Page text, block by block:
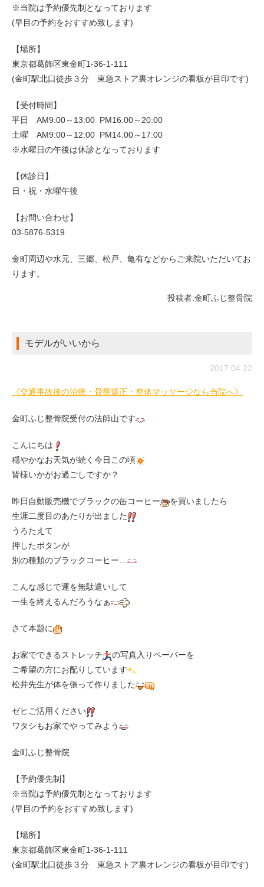
※当院は予約優先制となっております
(早目の予約をおすすめ致します)
【場所】
東京都葛飾区東金町1-36-1-111
(金町駅北口徒歩３分 東急ストア裏オレンジの看板が目印です)
【受付時間】
平日 AM9:00～13:00 PM16:00～20:00
土曜 AM9:00～12:00 PM14:00～17:00
※水曜日の午後は休診となっております
【休診日】
日・祝・水曜午後
【お問い合わせ】
03-5876-5319
金町周辺や水元、三郷、松戸、亀有などからご来院いただいてお
ります。
投稿者:金町ふじ整骨院
モデルがいいから
2017.04.22
《交通事故後の治療・骨盤矯正・整体マッサージなら当院へ》
金町ふじ整骨院受付の法師山です
こんにちは
穏やかなお天気が続く今日この頃
皆様いかがお過ごしですか？
昨日自動販売機でブラックの缶コーヒー
を買いましたら
生涯二度目のあたりが出ました
うろたえて
押したボタンが
別の種類のブラックコーヒー…
こんな感じで運を無駄遣いして
一生を終えるんだろうなぁ
さて本題に
お家でできるストレッチ
の写真入りペーパーを
ご希望の方にお配りしています
松井先生が体を張って作りました
ゼヒご活用ください
ワタシもお家でやってみよう
金町ふじ整骨院
【予約優先制】
※当院は予約優先制となっております
(早目の予約をおすすめ致します)
【場所】
東京都葛飾区東金町1-36-1-111
(金町駅北口徒歩３分 東急ストア裏オレンジの看板が目印です)